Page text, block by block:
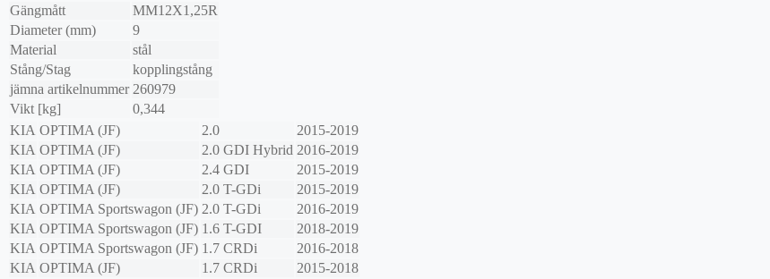
Gängmått
MM12X1,25R
Diameter (mm)
9
Material
stål
Stång/Stag
kopplingstång
jämna artikelnummer 260979
Vikt [kg]
0,344
KIA OPTIMA (JF) 2.0
2015-2019
KIA OPTIMA (JF) 2.0 GDI Hybrid 2016-2019
KIA OPTIMA (JF) 2.4 GDI
2015-2019
KIA OPTIMA (JF) 2.0 T-GDi
2015-2019
KIA OPTIMA Sportswagon (JF) 2.0 T-GDi
2016-2019
KIA OPTIMA Sportswagon (JF) 1.6 T-GDI
2018-2019
KIA OPTIMA Sportswagon (JF) 1.7 CRDi
2016-2018
KIA OPTIMA (JF) 1.7 CRDi
2015-2018